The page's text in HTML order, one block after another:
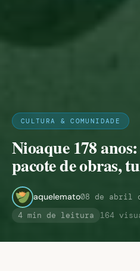
CULTURA & COMUNIDADE
Nioaque 178
pacote de obras,
aquelemato08 de abril
4 min de leitura
164